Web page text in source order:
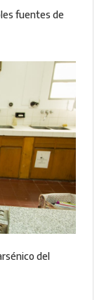
fuentes de
del